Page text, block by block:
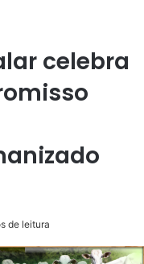
celebra
de leitura